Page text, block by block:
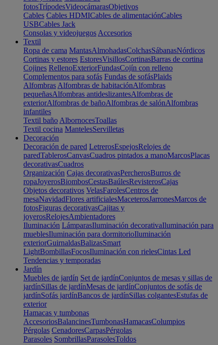
fotosTrípodesVideocámarasObjetivos
Cables Cables HDMICables de alimentaciónCables
USBCables Jack
Consolas y videojuegos Accesorios
Textil
Ropa de cama MantasAlmohadasColchasSábanasNórdicos
Cortinas y estores EstoresVisillosCortinasBarras de cortina
Cojines RellenoExteriorFundasCojín con relleno
Complementos para sofás Fundas de sofásPlaids
Alfombras Alfombras de habitaciónAlfombras
pequeñasAlfombras antideslizantesAlfombras de
exteriorAlfombras de bañoAlfombras de salónAlfombras
infantiles
Textil baño AlbornocesToallas
Textil cocina MantelesServilletas
Decoración
Decoración de pared LetrerosEspejosRelojes de
paredTablerosCanvasCuadros pintados a manoMarcosPlacas
decorativasCuadros
Organización Cajas decorativasPercherosBurros de
ropaJoyerosBiombosCestasBaúlesRevisterosCajas
Objetos decorativos VelasFarolesCentros de
mesaNavidadFlores artificialesMaceterosJarronesMarcos de
fotosFiguras decorativasCajitas y
joyerosRelojesAmbientadores
Iluminación LámparasIluminación decorativaIluminación para
mueblesIluminación para dormitorioIluminación
exteriorGuirnaldasBalizasSmart
LightBombillasFocosIluminación con rielesCintas Led
Tendencias y temporadas
Jardín
Muebles de jardín Set de jardínConjuntos de mesas y sillas de
jardínSillas de jardínMesas de jardínConjuntos de sofás de
jardínSofás jardínBancos de jardínSillas colgantesEstufas de
exterior
Hamacas y tumbonas
AccesoriosBalancinesTumbonasHamacasColumpios
Pérgolas CenadoresCarpasPérgolas
Parasoles SombrillasParasolesToldos